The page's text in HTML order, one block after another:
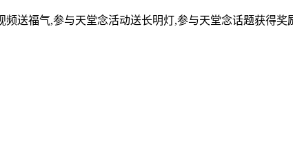
送福气,参与天堂念活动送长明灯,参与天堂念话题获得奖